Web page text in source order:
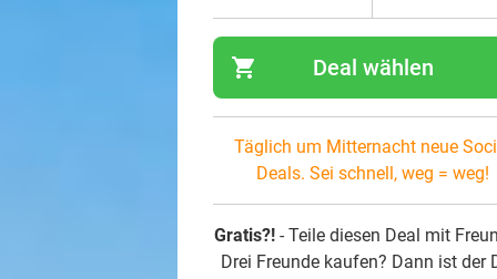
shopping_cart Deal wählen
Täglich um Mitternacht neue
Deals. Sei schnell, weg = weg!
Gratis?!- Teile diesen Deal mit
Drei Freunde kaufen? Dann ist der